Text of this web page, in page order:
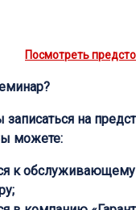
Посмотреть
записаться на
можете:
к